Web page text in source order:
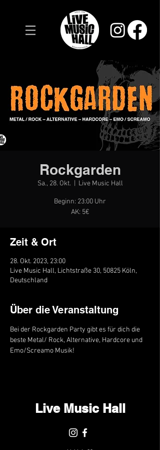
Rockgarden
Sa., 28. Okt. Live Music Hall
Beginn: 23:00 Uhr
AK: 5€
Zeit & Ort
28. Okt. 2023, 23:00
Live Music Hall, Lichtstraße 30, 50825 Köln,
Deutschland
Über die Veranstaltung
Bei der Rockgarden Party gibt es für dich die
beste Metal/ Rock, Alternative, Hardcore und
Emo/Screamo Musik!
Live Music Hall